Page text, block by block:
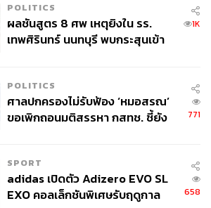
POLITICS
ผลชันสูตร 8 ศพ เหตุยิงใน รร.
เทพศิรินทร์ นนทบุรี พบกระสุนเข้า
1K
POLITICS
ศาลปกครองไม่รับฟ้อง ‘หมอสรณ’
ขอเพิกถอนมติสรรหา กสทช. ชี้ยัง
771
SPORT
adidas เปิดตัว Adizero EVO SL
EXO คอลเล็กชันพิเศษรับฤดูกาล
658